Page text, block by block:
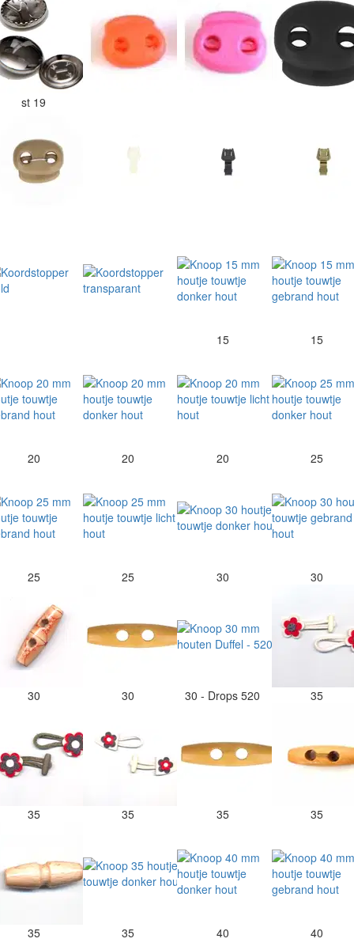
st 19
15 15
20 20 20 25
25 25 30 30
30 30 30 - Drops 520 35
35 35 35 35
35 35 40 40